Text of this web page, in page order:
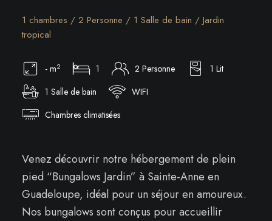
1 chambres / 2 Personne / 1 Salle de bain / Jardin
tropical
- m2 1 2 Personne
1 Lit
1 Salle de bain
WIFI
Chambres climatisées
Venez découvrir notre hébergement de plein
pied “Bungalows Jardin” à Sainte-Anne en
Guadeloupe, idéal pour un séjour en amoureux.
Nos bungalows sont conçus pour accueillir